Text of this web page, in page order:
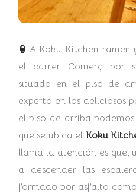
🏮 A Koku Kitchen ramen
el carrer Comerç por
situado en el piso de
experto en los deliciosos
el piso de arriba
que se ubica el Koku
llama la atención es que,
a descender las
formado por asfalto